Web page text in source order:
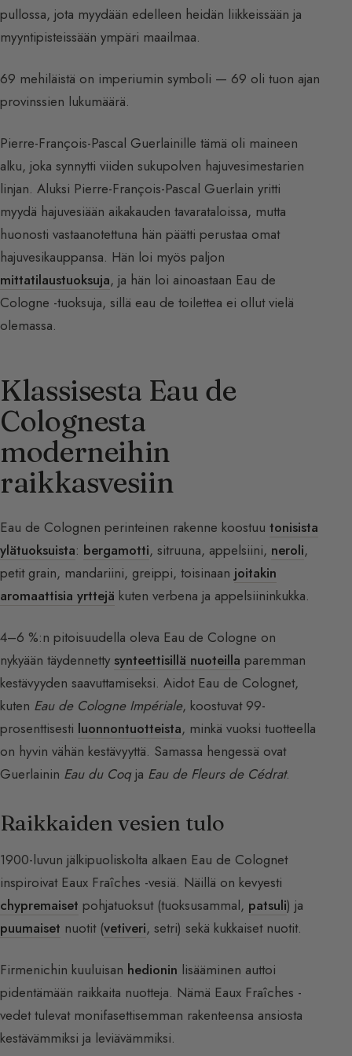
pullossa, jota myydään edelleen heidän liikkeissään ja
myyntipisteissään ympäri maailmaa.
69 mehiläistä on imperiumin symboli — 69 oli tuon ajan
provinssien lukumäärä.
Pierre-François-Pascal Guerlainille tämä oli maineen
alku, joka synnytti viiden sukupolven hajuvesimestarien
linjan. Aluksi Pierre-François-Pascal Guerlain yritti
myydä hajuvesiään aikakauden tavarataloissa, mutta
huonosti vastaanotettuna hän päätti perustaa omat
hajuvesikauppansa. Hän loi myös paljon
mittatilaustuoksuja, ja hän loi ainoastaan Eau de
Cologne -tuoksuja, sillä eau de toilettea ei ollut vielä
olemassa.
Klassisesta Eau de
Colognesta
moderneihin
raikkasvesiin
Eau de Colognen perinteinen rakenne koostuu tonisista
ylätuoksuista: bergamotti, sitruuna, appelsiini, neroli,
petit grain, mandariini, greippi, toisinaan joitakin
aromaattisia yrttejä kuten verbena ja appelsiininkukka.
4–6 %:n pitoisuudella oleva Eau de Cologne on
nykyään täydennetty synteettisillä nuoteilla paremman
kestävyyden saavuttamiseksi. Aidot Eau de Colognet,
kuten Eau de Cologne Impériale, koostuvat 99-
prosenttisesti luonnontuotteista, minkä vuoksi tuotteella
on hyvin vähän kestävyyttä. Samassa hengessä ovat
Guerlainin Eau du Coqja Eau de Fleurs de Cédrat.
Raikkaiden vesien tulo
1900-luvun jälkipuoliskolta alkaen Eau de Colognet
inspiroivat Eaux Fraîches -vesiä. Näillä on kevyesti
chypremaiset pohjatuoksut (tuoksusammal, patsuli) ja
puumaiset nuotit (vetiveri, setri) sekä kukkaiset nuotit.
Firmenichin kuuluisan hedionin lisääminen auttoi
pidentämään raikkaita nuotteja. Nämä Eaux Fraîches -
vedet tulevat monifasettisemman rakenteensa ansiosta
kestävämmiksi ja leviävämmiksi.